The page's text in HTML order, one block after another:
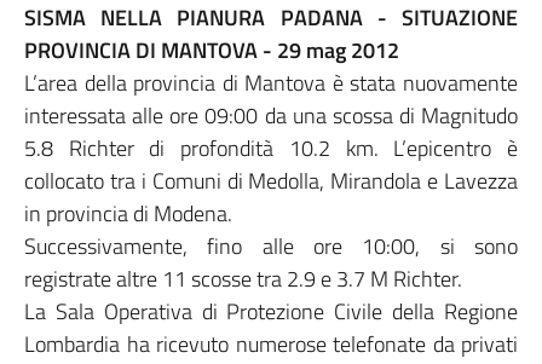
SISMA NELLA PIANURA PADANA - SITUAZIONE
PROVINCIA DI MANTOVA - 29 mag 2012
L’area della provincia di Mantova è stata nuovamente
interessata alle ore 09:00 da una scossa di Magnitudo
5.8 Richter di profondità 10.2 km. L’epicentro è
collocato tra i Comuni di Medolla, Mirandola e Lavezza
in provincia di Modena.
Successivamente, fino alle ore 10:00, si sono
registrate altre 11 scosse tra 2.9 e 3.7 M Richter.
La Sala Operativa di Protezione Civile della Regione
Lombardia ha ricevuto numerose telefonate da privati